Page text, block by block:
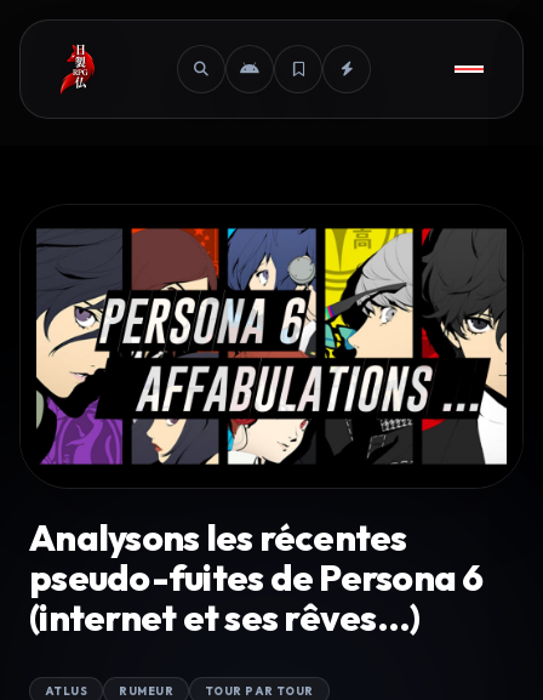
Analysons les récentes
pseudo-fuites de Persona 6
(internet et ses rêves…)
ATLUS RUMEUR TOUR PAR TOUR